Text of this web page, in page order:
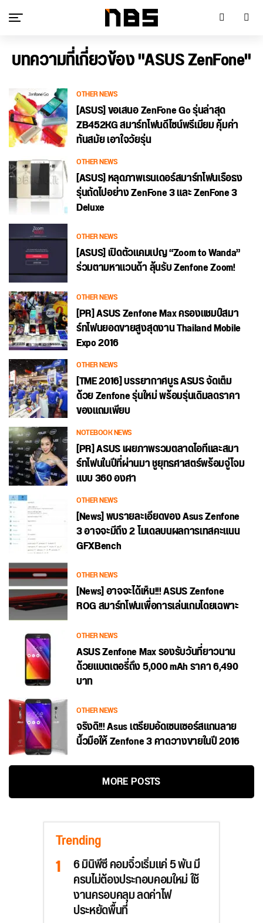
บทความที่เกี่ยวข้อง "ASUS ZenFone"
OTHER NEWS
[ASUS] ขอเสนอ ZenFone Go รุ่นล่าสุด
ZB452KG สมาร์ทโฟนดีไซน์พรีเมียม คุ้มค่า
ทันสมัย เอาใจวัยรุ่น
OTHER NEWS
[ASUS] หลุดภาพเรนเดอร์สมาร์ทโฟนเรือธง
รุ่นถัดไปอย่าง ZenFone 3 และ ZenFone 3
Deluxe
OTHER NEWS
[ASUS] เปิดตัวแคมเปญ “Zoom to Wanda”
ร่วมตามหาแวนด้า ลุ้นรับ Zenfone Zoom!
OTHER NEWS
[PR] ASUS Zenfone Max ครองแชมป์สมา
ร์ทโฟนยอดขายสูงสุดงาน Thailand Mobile
Expo 2016
OTHER NEWS
[TME 2016] บรรยากาศบูธ ASUS จัดเต็ม
ด้วย Zenfone รุ่นใหม่ พร้อมรุ่นเดิมลดราคา
ของแถมเพียบ
NOTEBOOK NEWS
[PR] ASUS เผยภาพรวมตลาดไอทีและสมา
ร์ทโฟนในปีที่ผ่านมา ชูยุทธศาสตร์พร้อมจู่โจม
แบบ 360 องศา
OTHER NEWS
[News] พบรายละเอียดของ Asus Zenfone
3 อาจจะมีถึง 2 โมเดลบนผลการเทสคะแนน
GFXBench
OTHER NEWS
[News] อาจจะได้เห็น!!! ASUS Zenfone
ROG สมาร์ทโฟนเพื่อการเล่นเกมโดยเฉพาะ
OTHER NEWS
ASUS Zenfone Max รองรับวันที่ยาวนาน
ด้วยแบตเตอรี่ถึง 5,000 mAh ราคา 6,490
บาท
OTHER NEWS
จริงดิ!!! Asus เตรียมอัดเซนเซอร์สแกนลาย
นิ้วมือให้ Zenfone 3 คาดวางขายในปี 2016
MORE POSTS
Trending
6 มินิพีซี คอมจิ๋วเริ่มแค่ 5 พัน มี
ครบไม่ต้องประกอบคอมใหม่ ใช้
งานครอบคลุม ลดค่าไฟ
ประหยัดพื้นที่